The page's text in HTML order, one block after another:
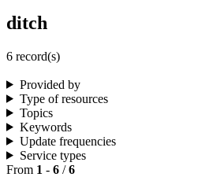
ditch
6 record(s)
Provided by
Type of resources
Topics
Keywords
Update frequencies
Service types
From 1 - 6 /6